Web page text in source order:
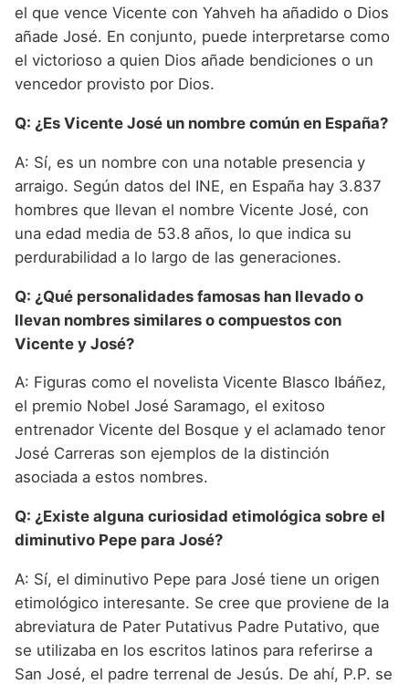
el que vence Vicente con Yahveh ha añadido o Dios
añade José. En conjunto, puede interpretarse como
el victorioso a quien Dios añade bendiciones o un
vencedor provisto por Dios.
Q: ¿Es Vicente José un nombre común en España?
A: Sí, es un nombre con una notable presencia y
arraigo. Según datos del INE, en España hay 3.837
hombres que llevan el nombre Vicente José, con
una edad media de 53.8 años, lo que indica su
perdurabilidad a lo largo de las generaciones.
Q: ¿Qué personalidades famosas han llevado o
llevan nombres similares o compuestos con
Vicente y José?
A: Figuras como el novelista Vicente Blasco Ibáñez,
el premio Nobel José Saramago, el exitoso
entrenador Vicente del Bosque y el aclamado tenor
José Carreras son ejemplos de la distinción
asociada a estos nombres.
Q: ¿Existe alguna curiosidad etimológica sobre el
diminutivo Pepe para José?
A: Sí, el diminutivo Pepe para José tiene un origen
etimológico interesante. Se cree que proviene de la
abreviatura de Pater Putativus Padre Putativo, que
se utilizaba en los escritos latinos para referirse a
San José, el padre terrenal de Jesús. De ahí, P.P. se